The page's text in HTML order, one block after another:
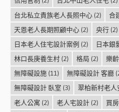
台北私立貴族老人長照中心(2) 合
天恩老人長期照顧中心(2) 央行(2)
日本老人住宅設計案例 (2) 日本銀
林口長庚養生村(2) 格局 (2) 樂
無障礙設施(11) 無障礙設計 客廳
無障礙設計 臥室 (3) 翠柏新村老人
老人公寓 (2) 老人宅設計(2) 買